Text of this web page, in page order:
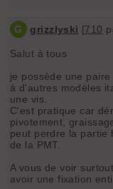
G grizzlyski [710
Salut à tous
je possède une
à d'autres modèles
une vis.
C'est pratique car
pivotement,
peut perdre la partie
de la PMT.
A vous de voir
avoir une fixation